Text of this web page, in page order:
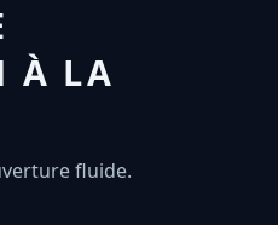
À LA
fluide.